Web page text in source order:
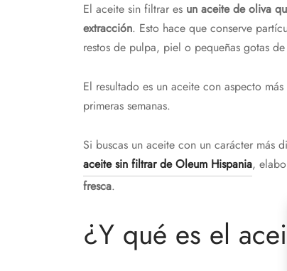
El aceite sin filtrar es un aceite de oliva
extracción. Esto hace que conserve
restos de pulpa, piel o pequeñas gotas
El resultado es un aceite con aspecto
primeras semanas.
Si buscas un aceite con un carácter más
aceite sin filtrar de Oleum Hispania,
fresca.
¿Y qué es el